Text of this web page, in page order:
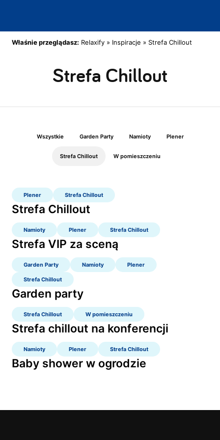
Właśnie przeglądasz: Relaxify » Inspiracje » Strefa Chillout
Strefa Chillout
Wszystkie Garden Party Namioty Plener
Strefa Chillout W pomieszczeniu
Plener Strefa Chillout
Strefa Chillout
Namioty Plener Strefa Chillout
Strefa VIP za sceną
Garden Party Namioty Plener
Strefa Chillout
Garden party
Strefa Chillout W pomieszczeniu
Strefa chillout na konferencji
Namioty Plener Strefa Chillout
Baby shower w ogrodzie